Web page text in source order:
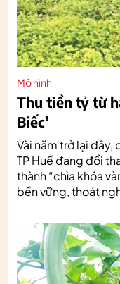
Mô hình
Thu tiền tỷ từ
Biếc’
Vài năm trở lại
TP Huế đang đổi
thành “chìa khóa
bền vững, thoát